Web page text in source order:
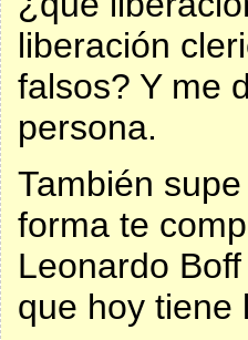
liberación
falsos? Y me
persona.
También
forma te
Leonardo
que hoy tiene